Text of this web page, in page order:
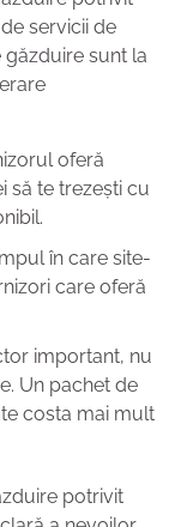
servicii de
sunt la
oferă
să te trezești cu
în care site-
care oferă
important, nu
Un pachet de
costa mai mult
potrivit